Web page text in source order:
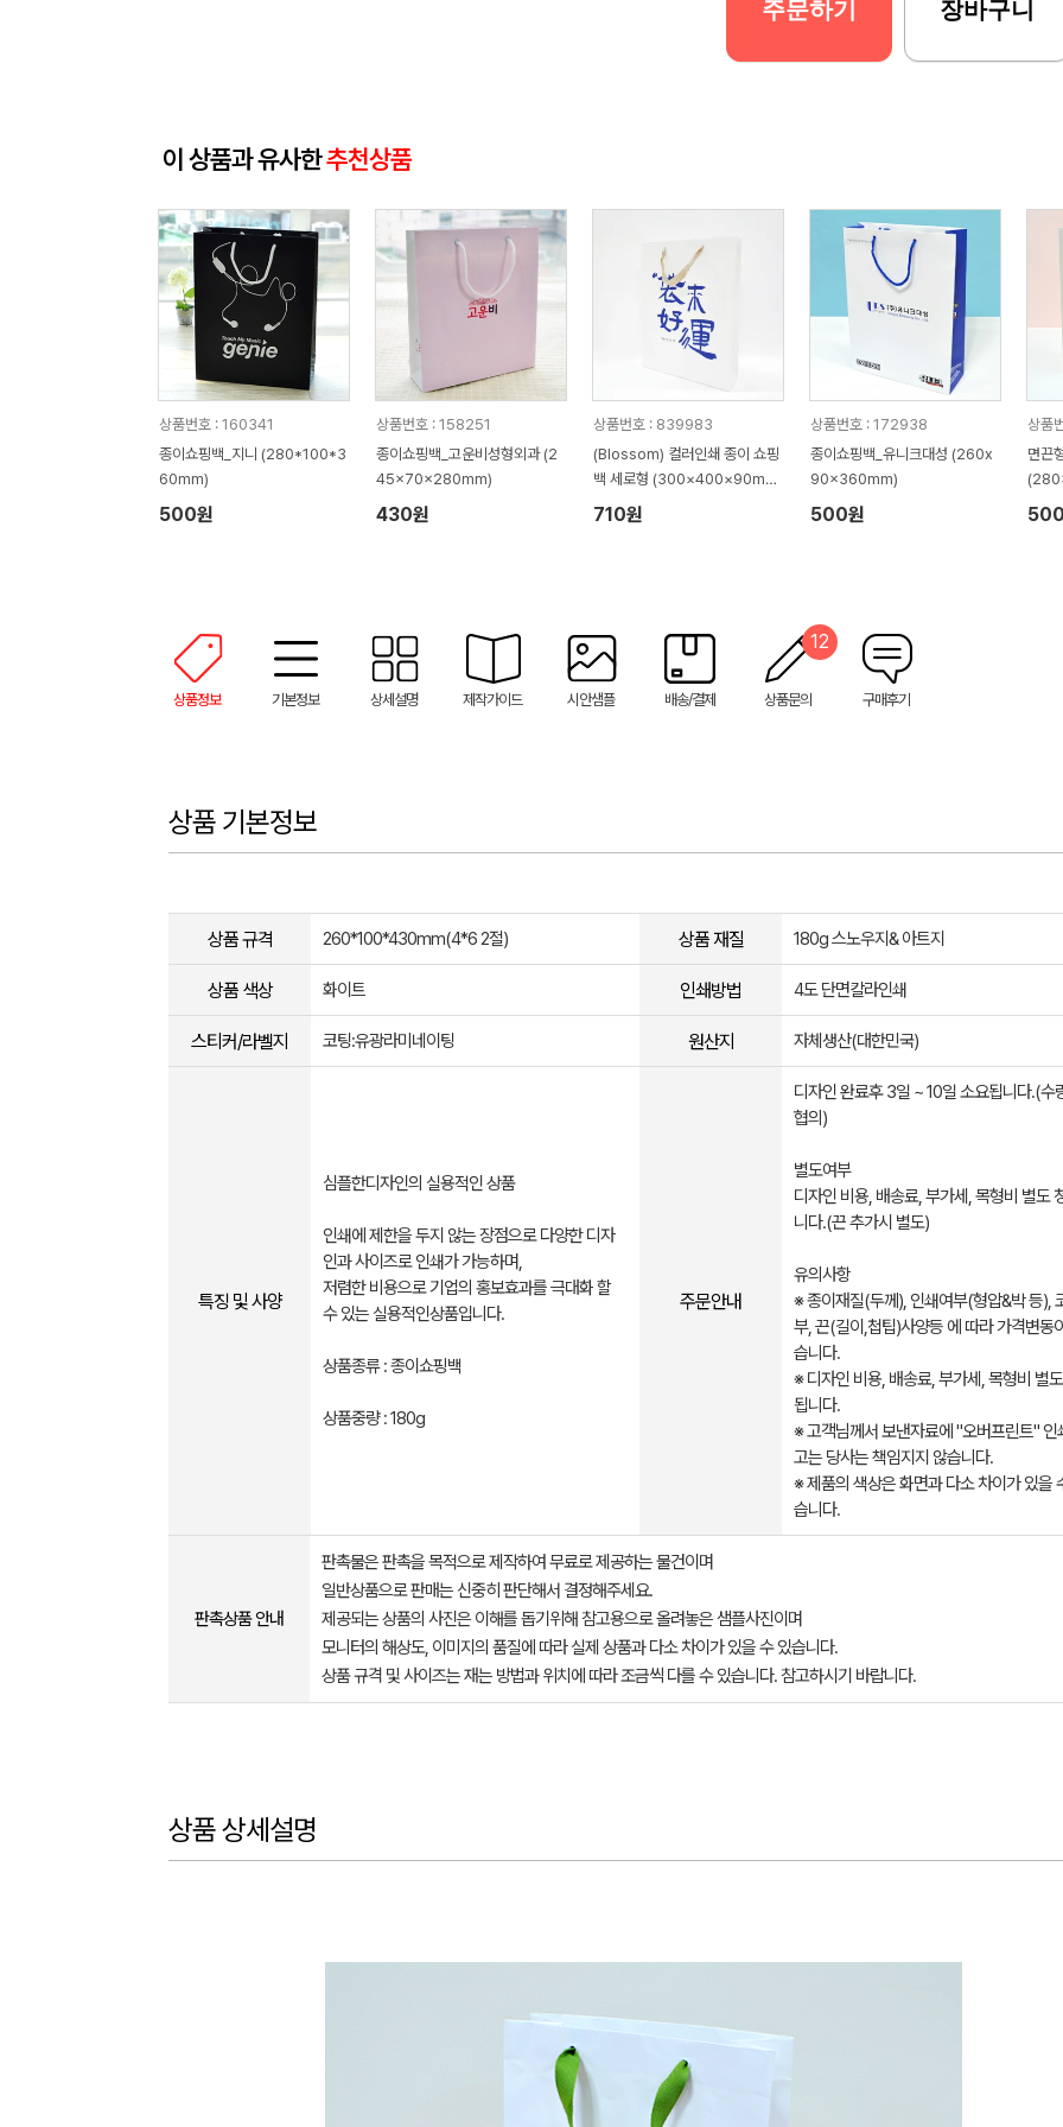
주문하기 장바구니
이 상품과 유사한추천상품
상품번호 : 160341
종이쇼핑백_지니 (280*100*3
60mm)
500원
상품번호 : 158251
종이쇼핑백_고운비성형외과 (2
45x70x280mm)
430원
상품번호 : 839983
(Blossom) 컬러인쇄 종이 쇼핑
백 세로형 (300×400×90mm)
1P
710원
상품번호 : 172938
종이쇼핑백_유니크대성 (260x
90x360mm)
500원
상품
면끈
상품정보 기본정보 상세설명 제작가이드 시안샘플 배송/결제 상품문의
12
구매후기
상품 기본정보
상품 규격 260*100*430mm(4*6 2절) 상품 재질 180g 스노우지& 아트지
상품 색상 화이트 인쇄방법 ​4도 단면칼라인쇄
스티커/라벨지 코팅:유광라미네이팅 원산지 자체생산(대한민국)
특징 및 사양
심플한디자인의 실용적인 상품
인쇄에 제한을 두지 않는 장점으로 다양한 디자
인과 사이즈로 인쇄가 가능하며,
저렴한 비용으로 기업의 홍보효과를 극대화 할
수 있는 실용적인상품입니다.
상품종류 : 종이쇼핑백
상품중량 : 180g
주문안내
디자인 완료후 3일 ~ 10일 소요됩니다.(수
협의)​
별도여부
디자인 비용, 배송료, 부가세, 목형비 별도
니다.(끈 추가시 별도)
유의사항
※ 종이재질(두께), 인쇄여부(형압&박 등),
부, 끈(길이,첩팁)사양등 에 따라 가격변동
습니다.
※ 디자인 비용, 배송료, 부가세, 목형비 별
됩니다.
※ 고객님께서 보낸자료에 "오버프린트" 인
고는 당사는 책임지지 않습니다.
※ 제품의 색상은 화면과 다소 차이가 있을
습니다.​​​​​ ​
판촉상품 안내
판촉물은 판촉을 목적으로 제작하여 무료로 제공하는 물건이며
일반상품으로 판매는 신중히 판단해서 결정해주세요.
제공되는 상품의 사진은 이해를 돕기위해 참고용으로 올려놓은 샘플사진이며
모니터의 해상도, 이미지의 품질에 따라 실제 상품과 다소 차이가 있을 수 있습니다.
상품 규격 및 사이즈는 재는 방법과 위치에 따라 조금씩 다를 수 있습니다. 참고하시기 바랍니다.
상품 상세설명